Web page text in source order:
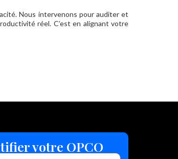
Nous intervenons pour auditer et
réel. C’est en alignant votre
votre OPCO